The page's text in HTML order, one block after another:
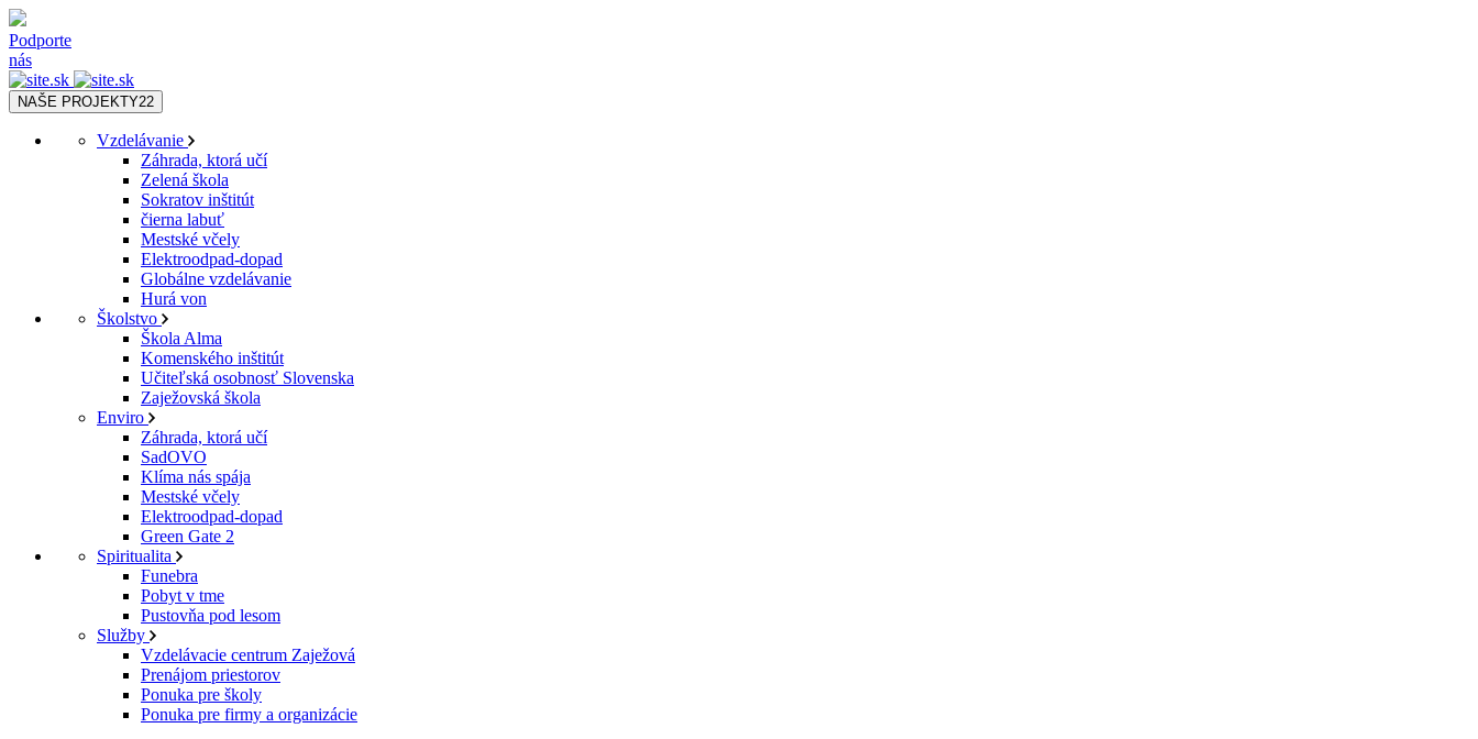
Podporte
nás
NAŠE PROJEKTY22
Vzdelávanie
Záhrada, ktorá učí
Zelená škola
Sokratov inštitút
čierna labuť
Mestské včely
Elektroodpad-dopad
Globálne vzdelávanie
Hurá von
Školstvo
Škola Alma
Komenského inštitút
Učiteľská osobnosť Slovenska
Zaježovská škola
Enviro
Záhrada, ktorá učí
SadOVO
Klíma nás spája
Mestské včely
Elektroodpad-dopad
Green Gate 2
Spiritualita
Funebra
Pobyt v tme
Pustovňa pod lesom
Služby
Vzdelávacie centrum Zaježová
Prenájom priestorov
Ponuka pre školy
Ponuka pre firmy a organizácie